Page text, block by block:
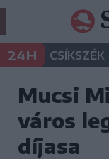
24H CSÍKSZÉK
Mucsi
város
díjasa